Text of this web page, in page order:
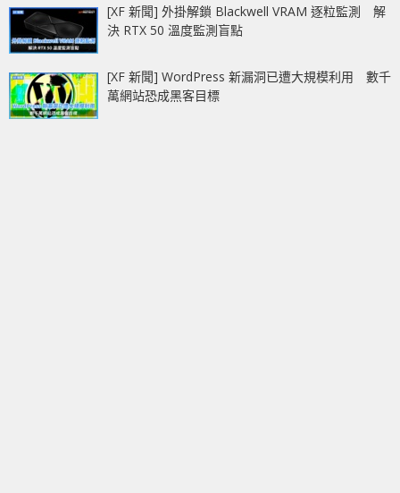
[XF 新聞] 外掛解鎖 Blackwell VRAM 逐粒監測 解
決 RTX 50 溫度監測盲點
[XF 新聞] WordPress 新漏洞已遭大規模利用 數千
萬網站恐成黑客目標